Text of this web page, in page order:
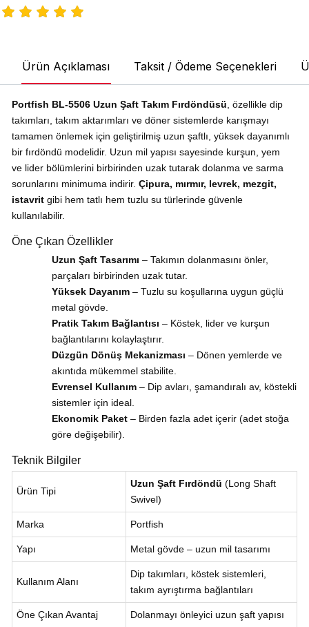
Ürün Açıklaması Taksit / Ödeme Seçenekleri
Portfish BL-5506 Uzun Şaft Takım Fırdöndüsü , özellikle dip
takımları, takım aktarımları ve döner sistemlerde karışmayı
tamamen önlemek için geliştirilmiş uzun şaftlı, yüksek dayanımlı
bir fırdöndü modelidir. Uzun mil yapısı sayesinde kurşun, yem
ve lider bölümlerini birbirinden uzak tutarak dolanma ve sarma
sorunlarını minimuma indirir. Çipura, mırmır, levrek, mezgit,
istavritgibi hem tatlı hem tuzlu su türlerinde güvenle
kullanılabilir.
Öne Çıkan Özellikler
Uzun Şaft Tasarımı – Takımın dolanmasını önler,
parçaları birbirinden uzak tutar.
Yüksek Dayanım– Tuzlu su koşullarına uygun güçlü
metal gövde.
Pratik Takım Bağlantısı – Köstek, lider ve kurşun
bağlantılarını kolaylaştırır.
Düzgün Dönüş Mekanizması – Dönen yemlerde ve
akıntıda mükemmel stabilite.
Evrensel Kullanım– Dip avları, şamandıralı av, köstekli
sistemler için ideal.
Ekonomik Paket– Birden fazla adet içerir (adet stoğa
göre değişebilir).
Teknik Bilgiler
Ürün Tipi
Uzun Şaft Fırdöndü (Long Shaft
Swivel)
Marka Portfish
Yapı Metal gövde – uzun mil tasarımı
Kullanım Alanı
Dip takımları, köstek sistemleri,
takım ayrıştırma bağlantıları
Öne Çıkan Avantaj Dolanmayı önleyici uzun şaft yapısı